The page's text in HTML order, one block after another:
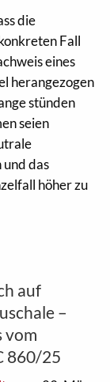
die
Fall
eines
herangezogen
stünden
seien
das
höher zu
auf
–
vom
860/25